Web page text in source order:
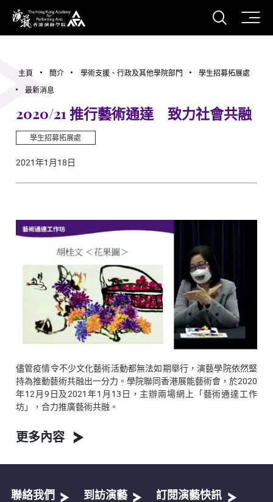
香港演藝學院
打開
主頁 簡介 學術支援、行政及其他學院部門
學生招募拓展處
最新消息
2020/21 推行藝術通達 致力社會共融
學生招募拓展處
2021年1月18日
儘管疫情令不少文化藝術活動都無法如期舉行，演藝學院依然堅
持為推動藝術共融出一分力。學院聯同香港展能藝術會，於2020
年12月9日及2021年1月13日，主辦兩場網上「藝術通達工作
坊」，合力推廣藝術共融。
更多內容
聯絡我們 到訪演藝 訂閱演藝快訊